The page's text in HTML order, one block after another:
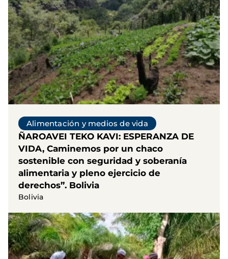
Alimentación y medios de vida
ÑAROAVEI TEKO KAVI: ESPERANZA DE
VIDA, Caminemos por un chaco
sostenible con seguridad y soberanía
alimentaria y pleno ejercicio de
derechos”. Bolivia
Bolivia